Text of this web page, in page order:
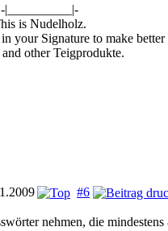
-|__________|-
is Nudelholz.
your Signature to make better
other Teigprodukte.
#6
nehmen, die mindestens